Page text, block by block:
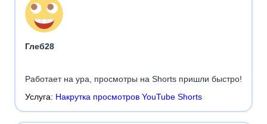
Глеб28
Работает на ура, просмотры на Shorts пришли быстро!
Услуга: Накрутка просмотров YouTube Shorts